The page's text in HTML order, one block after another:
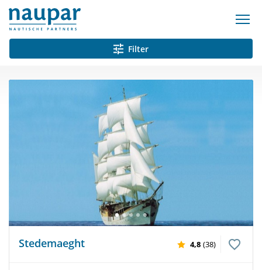
Filter
Stedemaeght 4,8 (38)